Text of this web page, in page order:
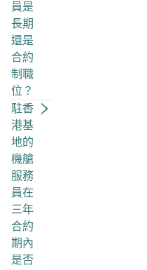
員是
長期
還是
合約
制職
位？
駐香
港基
地的
機艙
服務
員在
三年
合約
期內
是否